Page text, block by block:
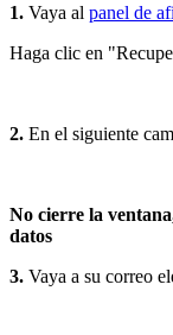
1. Vaya al panel de
Haga clic en
2. En el siguiente
No cierre la
datos
3. Vaya a su correo